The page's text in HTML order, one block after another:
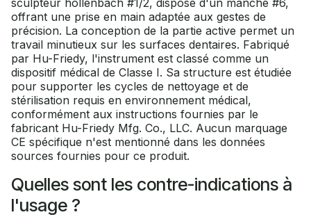
sculpteur hollenbach #1/2, dispose d'un manche #6,
offrant une prise en main adaptée aux gestes de
précision. La conception de la partie active permet un
travail minutieux sur les surfaces dentaires. Fabriqué
par Hu-Friedy, l'instrument est classé comme un
dispositif médical de Classe I. Sa structure est étudiée
pour supporter les cycles de nettoyage et de
stérilisation requis en environnement médical,
conformément aux instructions fournies par le
fabricant Hu-Friedy Mfg. Co., LLC. Aucun marquage
CE spécifique n'est mentionné dans les données
sources fournies pour ce produit.
Quelles sont les contre-indications à
l'usage ?